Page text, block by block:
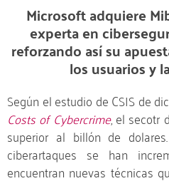
Microsoft adquiere
experta en
reforzando así su
los usuarios y
Según el estudio de CSIS de
Costs of Cybercrime, el secotr
superior al billón de
ciberartaques se han
encuentran nuevas técnicas